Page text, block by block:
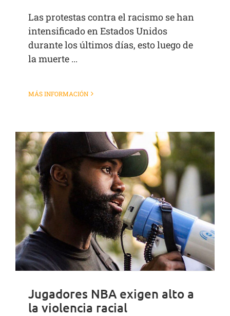
Las protestas contra el racismo se han
intensificado en Estados Unidos
durante los últimos días, esto luego de
la muerte ...
MÁS INFORMACIÓN
Jugadores NBA exigen alto a
la violencia racial